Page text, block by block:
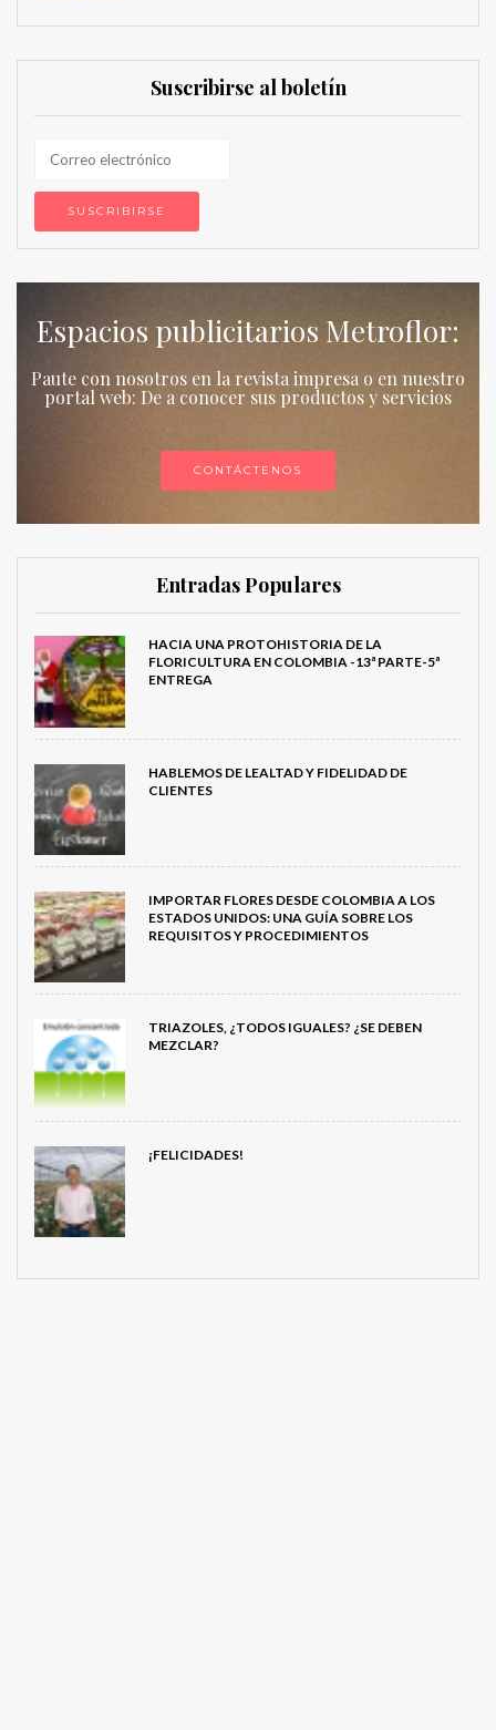
Suscribirse al boletín
Espacios publicitarios Metroflor:
Paute con nosotros en la revista impresa o en nuestro
portal web: De a conocer sus productos y servicios
CONTÁCTENOS
Entradas Populares
HACIA UNA PROTOHISTORIA DE LA
FLORICULTURA EN COLOMBIA -13ª PARTE-5ª
ENTREGA
HABLEMOS DE LEALTAD Y FIDELIDAD DE
CLIENTES
IMPORTAR FLORES DESDE COLOMBIA A LOS
ESTADOS UNIDOS: UNA GUÍA SOBRE LOS
REQUISITOS Y PROCEDIMIENTOS
TRIAZOLES, ¿TODOS IGUALES? ¿SE DEBEN
MEZCLAR?
¡FELICIDADES!